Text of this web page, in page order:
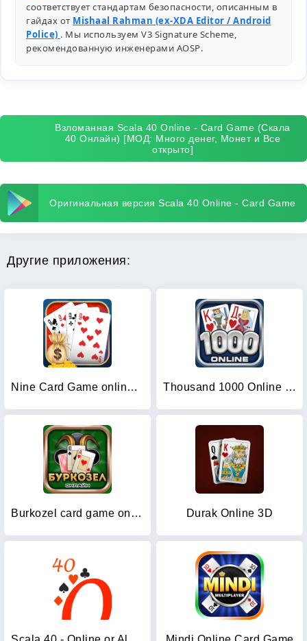
соответствует стандартам безопасности, описанным в
гайдах от Mishaal Rahman (ex-XDA Editor / Android
Police) . Мы используем V3 Signature Scheme,
рекомендованную инженерами AOSP.
Взломанная Scala 40 Online - Card Game (Скала
40 Онлайн) [МОД: Много денег, Монет и Все
открыто]
Оригинальная версия Scala 40 Online - Card Game
Другие приложения:
Nine Card Game online offline Thousand 1000 Online card game
Burkozel card game online Durak Online 3D